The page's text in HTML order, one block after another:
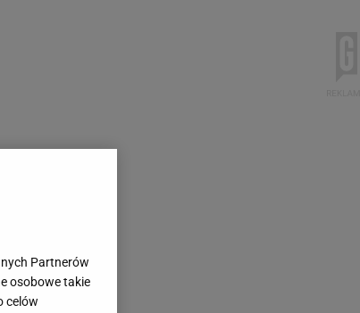
Partnerów
osobowe takie
celów